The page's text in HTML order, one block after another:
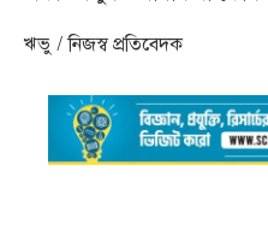
ঋভু / নিজস্ব প্রতিবেদক